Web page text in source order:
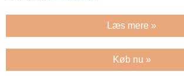
Læs mere »
Køb nu »